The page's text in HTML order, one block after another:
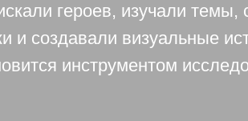
героев, изучали темы,
и создавали визуальные
инструментом